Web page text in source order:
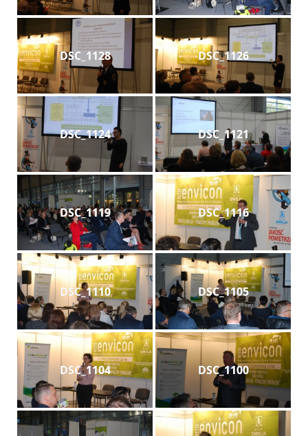
DSC_1128 DSC_1126
DSC_1124 DSC_1121
DSC_1119 DSC_1116
DSC_1110 DSC_1105
DSC_1104 DSC_1100